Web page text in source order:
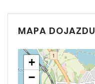
MAPA DOJAZDU
+
−